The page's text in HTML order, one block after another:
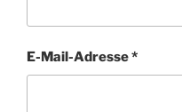
E-Mail-Adresse*